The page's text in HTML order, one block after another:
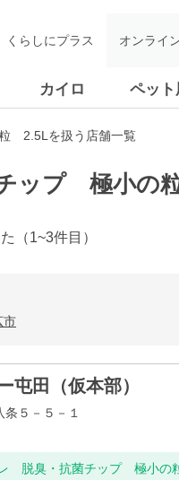
カイロ ペット
くらしにプラス オンライ
2.5Lを扱う店舗一覧
ップ 極小の
（1~3件目）
市
屯田（仮本部）
５－５－１
レ 脱臭・抗菌チップ 極小